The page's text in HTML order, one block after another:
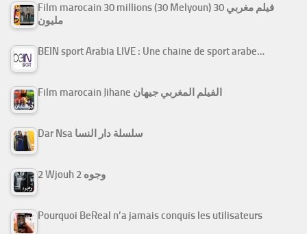
Film marocain 30 millions (30 Melyoun) فيلم مغربي 30
مليون
BEIN sport Arabia LIVE : Une chaine de sport arabe…
Film marocain Jihane الفيلم المغربي جيهان
Dar Nsa سلسلة دار النسا
2 Wjouh 2 وجوه
Pourquoi BeReal n’a jamais conquis les utilisateurs